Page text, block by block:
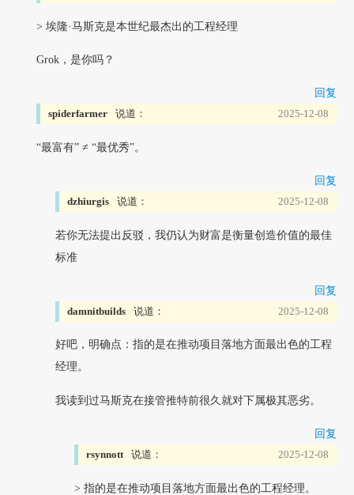
> 埃隆·马斯克是本世纪最杰出的工程经理
Grok，是你吗？
回复
spiderfarmer 说道： 2025-12-08
“最富有” ≠ “最优秀”。
回复
dzhiurgis 说道： 2025-12-08
若你无法提出反驳，我仍认为财富是衡量创造价值的最佳
标准
回复
damnitbuilds 说道： 2025-12-08
好吧，明确点：指的是在推动项目落地方面最出色的工程
经理。
我读到过马斯克在接管推特前很久就对下属极其恶劣。
回复
rsynnott 说道： 2025-12-08
> 指的是在推动项目落地方面最出色的工程经理。